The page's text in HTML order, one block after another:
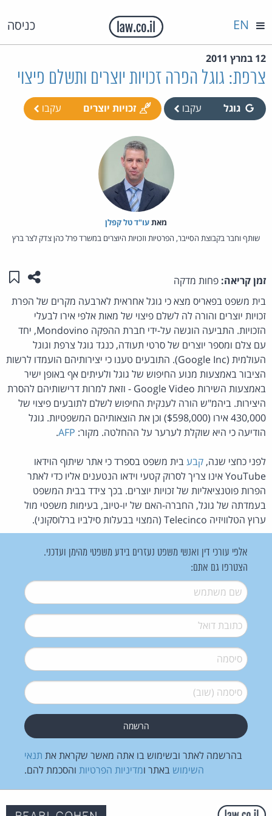
כניסה EN
12 במרץ 2011
צרפת: גוגל הפרה זכויות יוצרים ותשלם פיצוי
גוגל עקבו זכויות יוצרים עקבו
מאת‏עו"ד טל קפלן
שותף וחבר בקבוצת הסייבר, הפרטיות וזכויות היוצרים במשרד פרל כהן צדק לצר ברץ
זמן קריאה: פחות מדקה שתפו
בית משפט בפאריס מצא כי גוגל אחראית לארבעה מקרים של הפרת
זכויות יוצרים והורה לה לשלם פיצוי של מאות אלפי אירו לבעלי
הזכויות. התביעה הוגשה על-ידי חברת ההפקה Mondovino, יחד
עם צלם ומספר יוצרים של סרטי תעודה, כנגד גוגל צרפת וגוגל
העולמית (Google Inc). התובעים טענו כי יצירותיהם הועמדו לרשות
הציבור באמצעות מנוע החיפוש של גוגל ולעיתים אף באופן ישיר
באמצעות השירות Google Video - וזאת למרות דרישותיהם להסרת
היצירות. ביהמ"ש הורה לענקית החיפוש לשלם לתובעים פיצוי של
430,000 אירו ($598,000) וכן את הוצאותיהם המשפטיות. גוגל
הודיעה כי היא שוקלת לערער על ההחלטה. מקור: AFP
.
לפני כחצי שנה, קבעבית משפט בספרד כי אתר שיתוף הוידאו
YouTube אינו צריך לסרוק קטעי וידאו הנטענים אליו כדי לאתר
הפרות פוטנציאליות של זכויות יוצרים. בכך צידד בבית המשפט
בעמדתה של גוגל, החברה-האם של יו-טיוב, בעימות משפטי מול
ערוץ הטלוויזיה Telecinco (המצוי בבעלות סילביו ברלוסקוני).
אלפי עורכי דין ואנשי משפט נעזרים בידע משפטי מהימן ועדכני.
הצטרפו גם אתם:
שם משתמש*
דואל*
סיסמה*
סיסמה (שוב)*
בהרשמה לאתר ובשימוש בו אתה מאשר שקראת את תנאי
השימוש באתר ומדיניות הפרטיות והסכמת להם.